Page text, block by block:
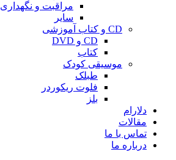
مراقبت و نگهداری
سایر
CD و کتاب آموزشی
CD و DVD
کتاب
موسیقی کودک
طبلک
فلوت ریکوردر
بلز
دلارام
مقالات
تماس با ما
درباره ما